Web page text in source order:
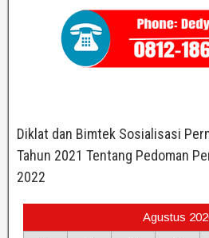
Diklat dan Bimtek Sosialisasi
Tahun 2021 Tentang Pedoman
2022
Agustus